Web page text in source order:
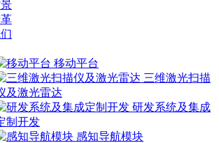
移动平台
三维激光扫描
及激光雷达
研发系统及集成
制开发
感知导航模块